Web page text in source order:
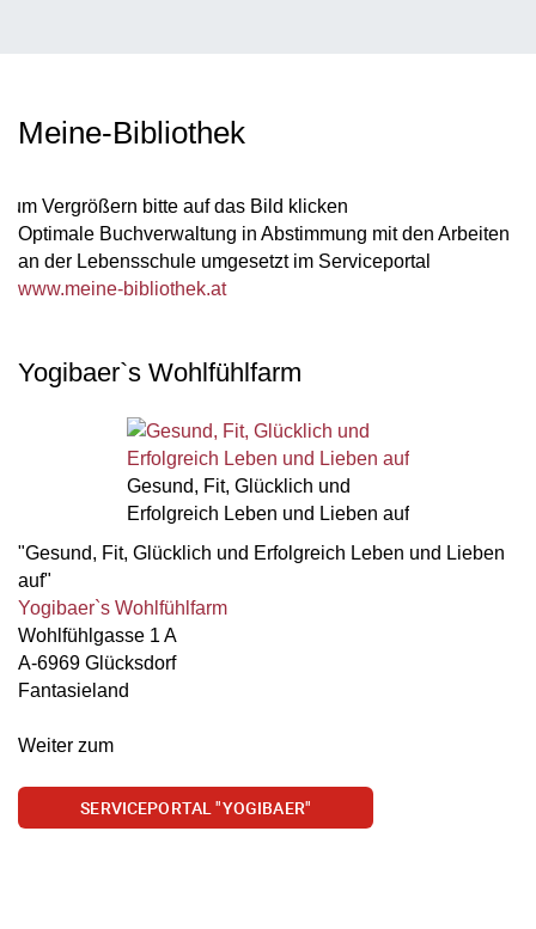
Meine-Bibliothek
Zum Vergrößern bitte auf das Bild klicken
Optimale Buchverwaltung in Abstimmung mit den Arbeiten
an der Lebensschule umgesetzt im Serviceportal
www.meine-bibliothek.at
Yogibaer`s Wohlfühlfarm
Gesund, Fit, Glücklich und
Erfolgreich Leben und Lieben auf
"Gesund, Fit, Glücklich und Erfolgreich Leben und Lieben
auf"
Yogibaer`s Wohlfühlfarm
Wohlfühlgasse 1 A
A-6969 Glücksdorf
Fantasieland
Weiter zum
SERVICEPORTAL "YOGIBAER"